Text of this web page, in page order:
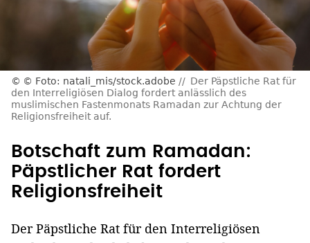
© Foto: natali_mis/stock.adobe
Der Päpstliche Rat für
den Interreligiösen Dialog fordert anlässlich des
muslimischen Fastenmonats Ramadan zur Achtung der
Religionsfreiheit auf.
Botschaft zum Ramadan:
Päpstlicher Rat fordert
Religionsfreiheit
Der Päpstliche Rat für den Interreligiösen